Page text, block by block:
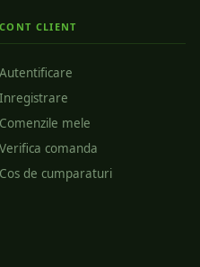
CONT CLIENT
Autentificare
Inregistrare
Comenzile mele
Verifica comanda
Cos de cumparaturi